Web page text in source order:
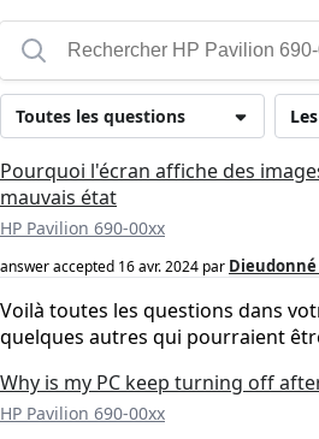
Toutes les questions
Pourquoi l'écran affiche des
mauvais état
HP Pavilion 690-00xx
answer accepted 16 avr. 2024 par Dieudonné
Voilà toutes les questions dans
quelques autres qui pourraient
Why is my PC keep turning off
HP Pavilion 690-00xx